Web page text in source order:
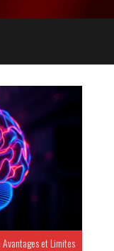
Avantages et Limites